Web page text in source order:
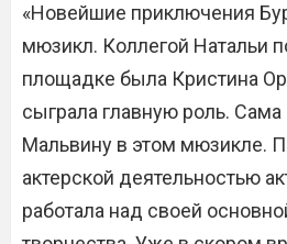
«Новейшие приключения
мюзикл. Коллегой Натальи
площадке была Кристина
сыграла главную роль.
Мальвину в этом мюзикле.
актерской деятельностью
работала над своей